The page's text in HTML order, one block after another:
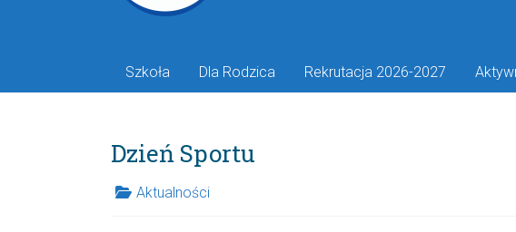
Szkoła Dla Rodzica Rekrutacja 2026-2027
Dzień Sportu
Aktualności